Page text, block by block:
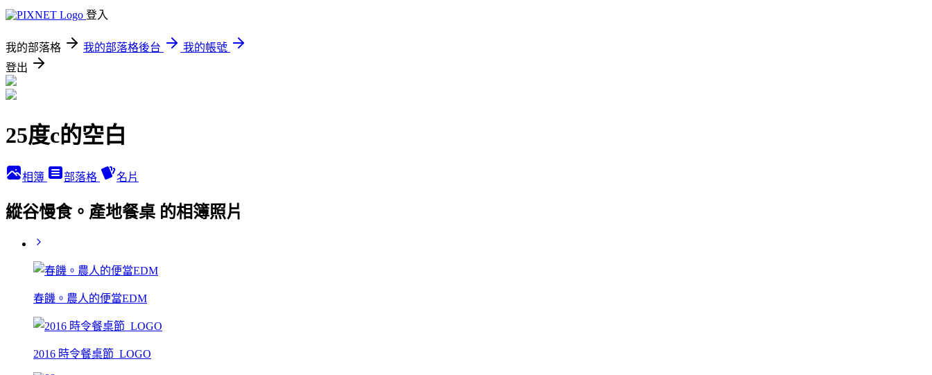
登入
我的部落格 我的部落格後台
我的帳號
登出
25度c的空白
相簿 部落格 名片
縱谷慢食。產地餐桌 的相簿照片
春饑。農人的便當EDM
2016 時令餐桌節_LOGO